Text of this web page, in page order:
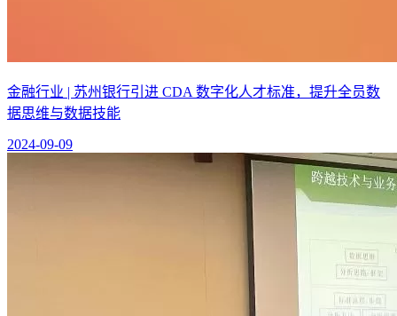
金融行业 | 苏州银行引进 CDA 数字化人才标准，提升全员数
据思维与数据技能
2024-09-09